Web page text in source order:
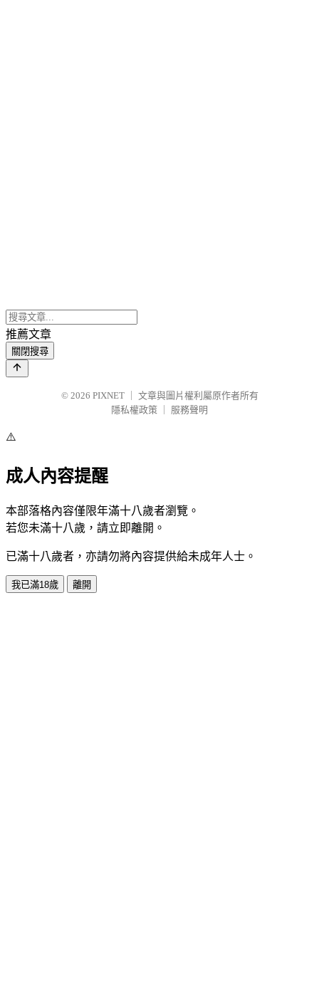
推薦文章
關閉搜尋
© 2026 PIXNET
文章與圖片權利屬原作者所有
隱私權政策
服務聲明
⚠️
成人內容提醒
本部落格內容僅限年滿十八歲者瀏覽。
若您未滿十八歲，請立即離開。
已滿十八歲者，亦請勿將內容提供給未成年人士。
我已滿18歲 離開